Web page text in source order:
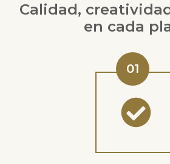
Calidad,
en cada
01